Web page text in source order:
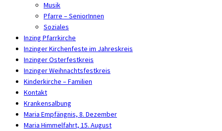
Musik
Pfarre – SeniorInnen
Soziales
Inzing Pfarrkirche
Inzinger Kirchenfeste im Jahreskreis
Inzinger Osterfestkreis
Inzinger Weihnachtsfestkreis
Kinderkirche – Familien
Kontakt
Krankensalbung
Maria Empfängnis, 8. Dezember
Maria Himmelfahrt, 15. August